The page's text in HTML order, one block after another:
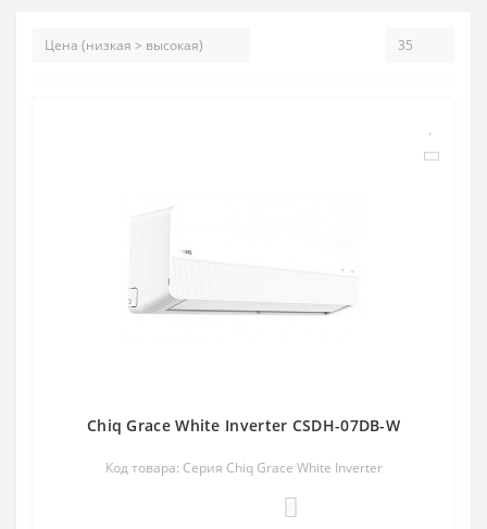
Chiq Grace White Inverter CSDH-07DB-W
Код товара: Серия Chiq Grace White Inverter